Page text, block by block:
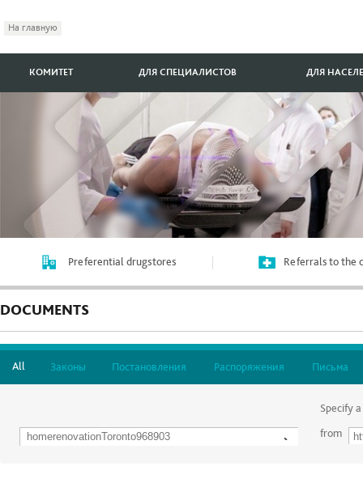
На главную
КОМИТЕТ ДЛЯ СПЕЦИАЛИСТОВ ДЛЯ
Preferential drugstores Referrals to the
DOCUMENTS
All Законы Постановления Распоряжения Письма
Specify
from